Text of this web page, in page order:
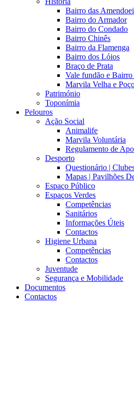
Bairro das
Bairro do Armador
Bairro do Condado
Bairro Chinês
Bairro da Flamenga
Bairro dos Lóios
Braço de Prata
Vale fundão e
Marvila Velha e
Património
Toponímia
Pelouros
Ação Social
Animalife
Marvila Voluntária
Regulamento de
Desporto
Questionário |
Mapas | Pavilhões
Espaço Público
Espaços Verdes
Competências
Sanitários
Informações Úteis
Contactos
Higiene Urbana
Competências
Contactos
Juventude
Segurança e Mobilidade
Documentos
Contactos